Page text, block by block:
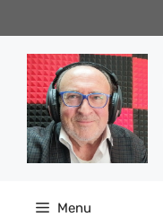
al
contenuto
Menu